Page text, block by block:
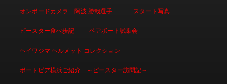
オンボードカメラ 阿波 勝哉選手 スタート写真
ピースター食べ歩記 ペアボート試乗会
ヘイワジマ ヘルメット コレクション
ボートピア横浜ご紹介 ～ピースター訪問記～